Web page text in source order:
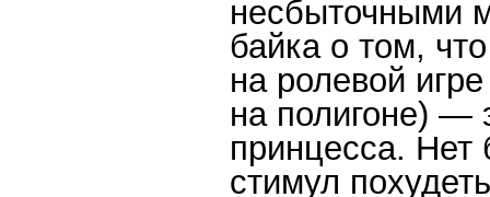
несбыточными
байка о том,
на ролевой
на полигоне) —
принцесса. Нет
стимул